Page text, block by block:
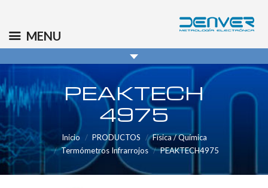
info@denver.es
PEAKTECH
4975
Inicio PRODUCTOS
Física / Química
Termómetros Infrarrojos
PEAKTECH4975
MENU